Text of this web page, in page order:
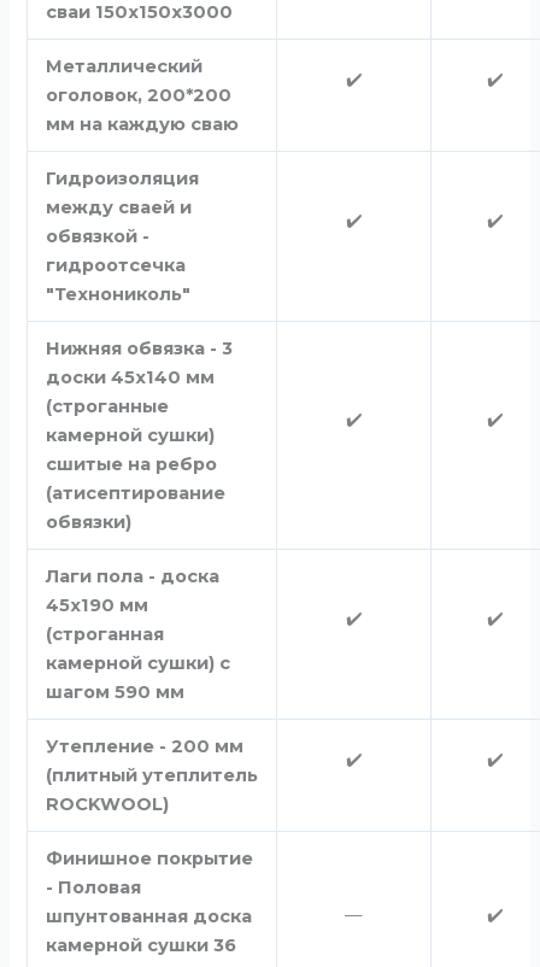
сваи 150х150х3000
Металлический
оголовок, 200*200
мм на каждую сваю
✔️ ✔️
Гидроизоляция
между сваей и
обвязкой -
гидроотсечка
"Технониколь"
✔️ ✔️
Нижняя обвязка - 3
доски 45х140 мм
(строганные
камерной сушки)
сшитые на ребро
(атисептирование
обвязки)
✔️ ✔️
Лаги пола - доска
45х190 мм
(строганная
камерной сушки) с
шагом 590 мм
✔️ ✔️
Утепление - 200 мм
(плитный утеплитель
ROCKWOOL)
✔️ ✔️
Финишное покрытие
- Половая
шпунтованная доска
камерной сушки 36
— ✔️